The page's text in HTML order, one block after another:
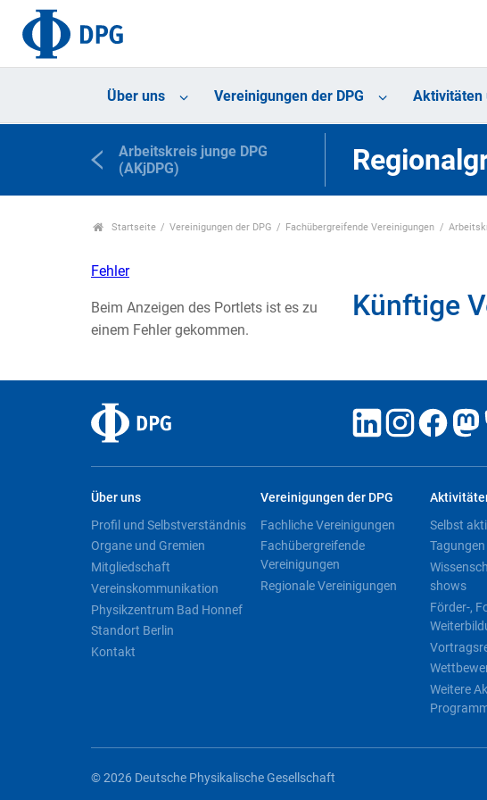
Über uns Vereinigungen der DPG Aktivitäten
Arbeitskreis junge DPG
(AKjDPG)
Startseite Vereinigungen der DPG Fachübergreifende Vereinigungen
Fehler
Beim Anzeigen des Portlets ist es zu
einem Fehler gekommen.
Künftige
Über uns
Profil und Selbstverständnis
Organe und Gremien
Mitgliedschaft
Vereinskommunikation
Physikzentrum Bad Honnef
Standort Berlin
Kontakt
Vereinigungen der DPG
Fachliche Vereinigungen
Fachübergreifende
Vereinigungen
Regionale Vereinigungen
Selbst
Tagungen
shows
Förder-,
Weitere
© 2026 Deutsche Physikalische Gesellschaft